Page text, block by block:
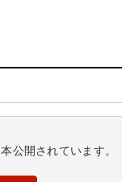
本公開されています。